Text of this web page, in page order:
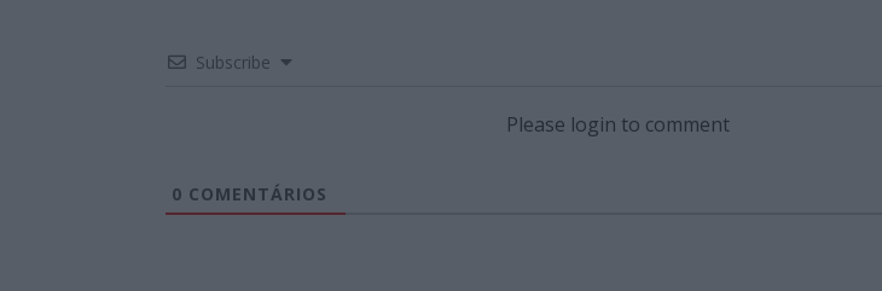
Subscribe
Please login to comment
0 COMENTÁRIOS